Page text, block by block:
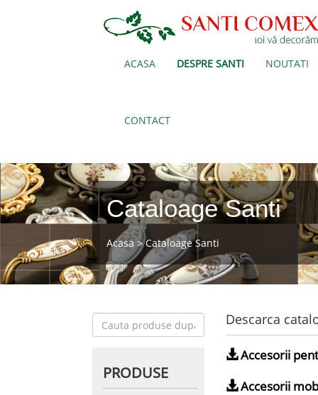
ACASA DESPRE SANTI NOUTATI
CONTACT
Cataloage Santi
Acasa >Cataloage Santi
PRODUSE
Descarca
Accesorii
Accesorii